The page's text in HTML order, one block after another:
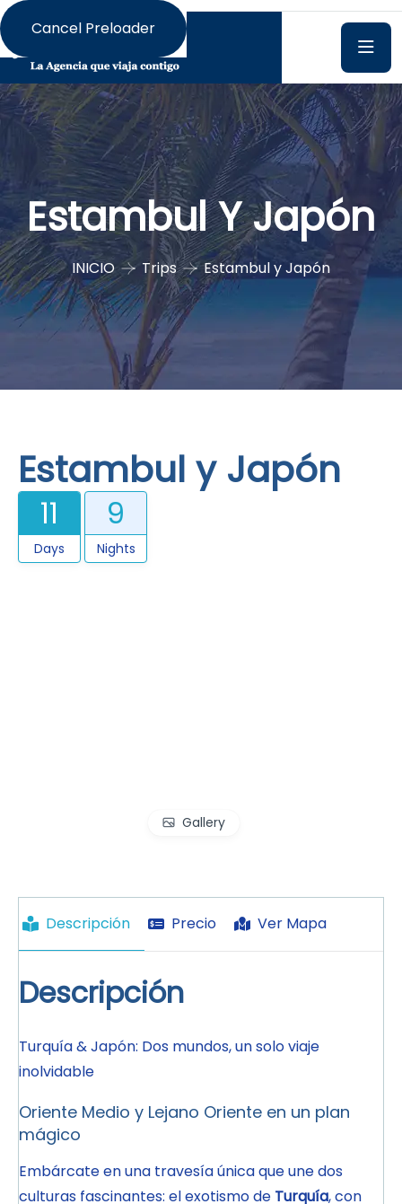
Cancel Preloader
Estambul Y Japón
INICIO Trips Estambul y Japón
Estambul y Japón
11
Days
9
Nights
Gallery
Descripción Precio Ver Mapa
Descripción
Turquía & Japón: Dos mundos, un solo viaje
inolvidable
Oriente Medio y Lejano Oriente en un plan
mágico
Embárcate en una travesía única que une dos
culturas fascinantes: el exotismo de Turquía, con